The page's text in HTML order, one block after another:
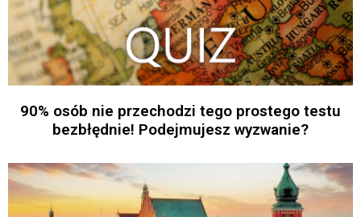
90% osób nie przechodzi tego prostego testu
bezbłędnie! Podejmujesz wyzwanie?